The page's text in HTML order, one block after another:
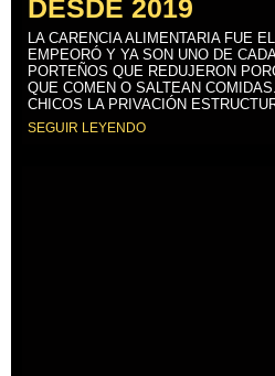
DESDE 2019
LA CARENCIA ALIMENTARIA FUE
EMPEORÓ Y YA SON UNO DE
PORTEÑOS QUE REDUJERON
QUE COMEN O SALTEAN
CHICOS LA PRIVACIÓN
SEGUIR LEYENDO